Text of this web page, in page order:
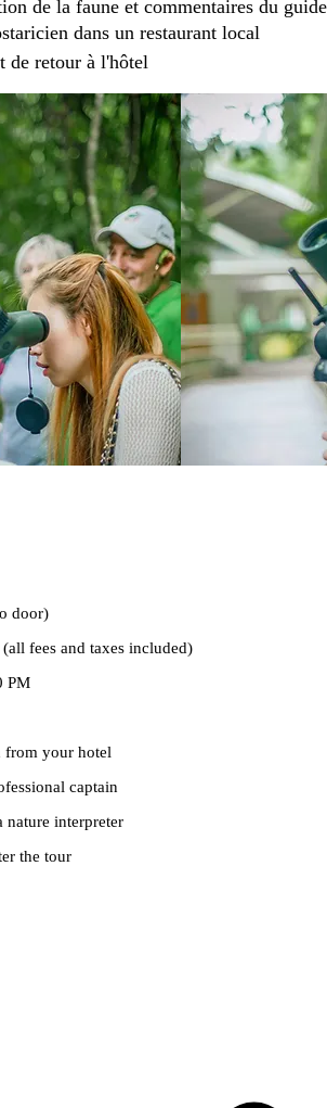
de la faune et commentaires du guide
dans un restaurant local
de retour à l'hôtel
door)
fees and taxes included)
PM
from your hotel
captain
nature interpreter
the tour